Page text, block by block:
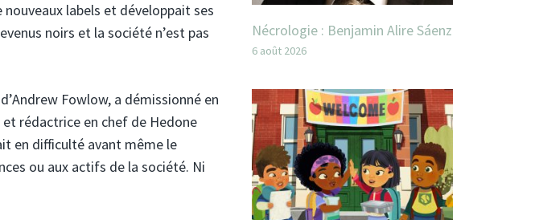
nouveaux labels et développait ses
noirs et la société n’est pas
Fowlow, a démissionné en
rédactrice en chef de Hedone
en difficulté avant même le
ou aux actifs de la société. Ni
Nécrologie : Benjamin Alire Sáenz
6 août 2026